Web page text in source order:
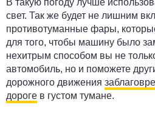
В такую погоду лучше
свет. Так же будет не лишним
противотуманные фары,
для того, чтобы машину было
нехитрым способом вы не
автомобиль, но и поможете
дорожного движения
дороге в густом тумане.